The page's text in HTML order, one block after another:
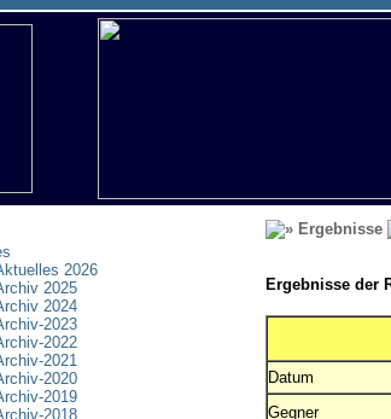
2026
2025
2024
2023
2022
2021
2020
2019
2018
Ergebnisse
Ergebnisse der
Datum
Gegner